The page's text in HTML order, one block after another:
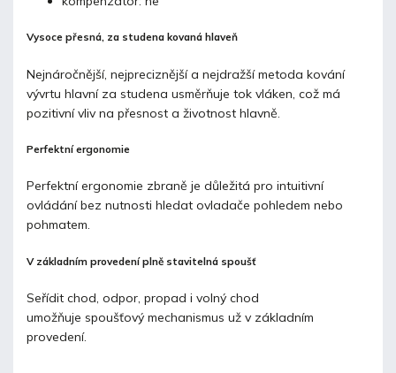
Vysoce přesná, za studena kovaná hlaveň
Nejnáročnější, nejpreciznější a nejdražší metoda kování
vývrtu hlavní za studena usměrňuje tok vláken, což má
pozitivní vliv na přesnost a životnost hlavně.
Perfektní ergonomie
Perfektní ergonomie zbraně je důležitá pro intuitivní
ovládání bez nutnosti hledat ovladače pohledem nebo
pohmatem.
V základním provedení plně stavitelná spoušť
Seřídit chod, odpor, propad i volný chod
umožňuje spoušťový mechanismus už v základním
provedení.